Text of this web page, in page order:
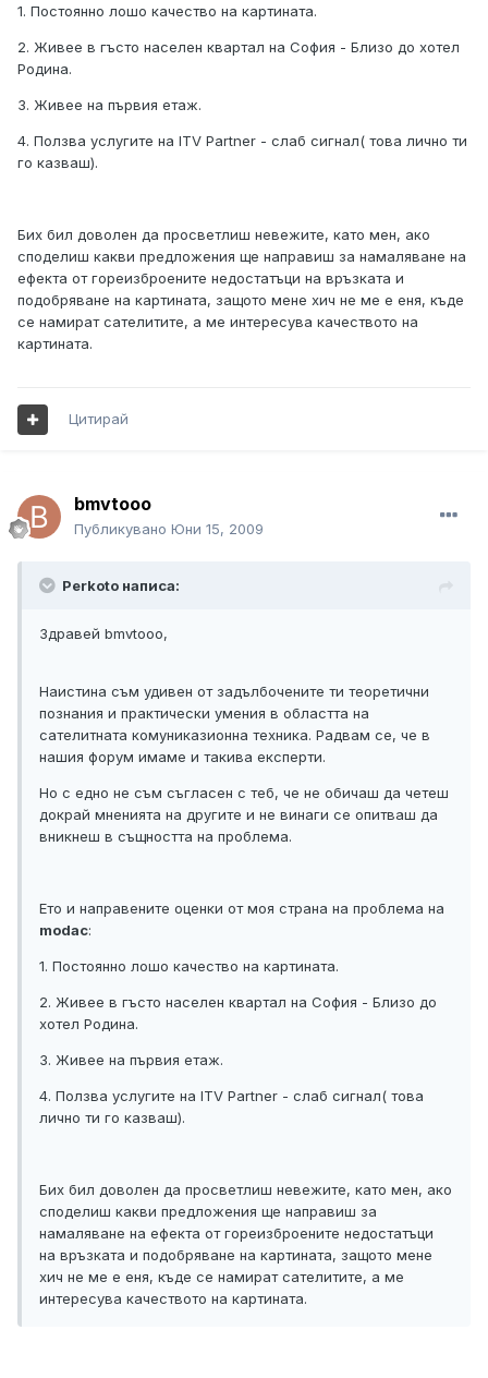
1. Постоянно лошо качество на картината.
2. Живее в гъсто населен квартал на София - Близо до хотел
Родина.
3. Живее на първия етаж.
4. Ползва услугите на ITV Partner - слаб сигнал( това лично ти
го казваш).
Бих бил доволен да просветлиш невежите, като мен, ако
споделиш какви предложения ще направиш за намаляване на
ефекта от гореизброените недостатъци на връзката и
подобряване на картината, защото мене хич не ме е еня, къде
се намират сателитите, а ме интересува качеството на
картината.
Цитирай
bmvtooo
Публикувано Юни 15, 2009
Perkoto написа:
Здравей bmvtooo,
Наистина съм удивен от задълбочените ти теоретични
познания и практически умения в областта на
сателитната комуниказионна техника. Радвам се, че в
нашия форум имаме и такива експерти.
Но с едно не съм съгласен с теб, че не обичаш да четеш
докрай мненията на другите и не винаги се опитваш да
вникнеш в същността на проблема.
Ето и направените оценки от моя страна на проблема на
modac:
1. Постоянно лошо качество на картината.
2. Живее в гъсто населен квартал на София - Близо до
хотел Родина.
3. Живее на първия етаж.
4. Ползва услугите на ITV Partner - слаб сигнал( това
лично ти го казваш).
Бих бил доволен да просветлиш невежите, като мен, ако
споделиш какви предложения ще направиш за
намаляване на ефекта от гореизброените недостатъци
на връзката и подобряване на картината, защото мене
хич не ме е еня, къде се намират сателитите, а ме
интересува качеството на картината.